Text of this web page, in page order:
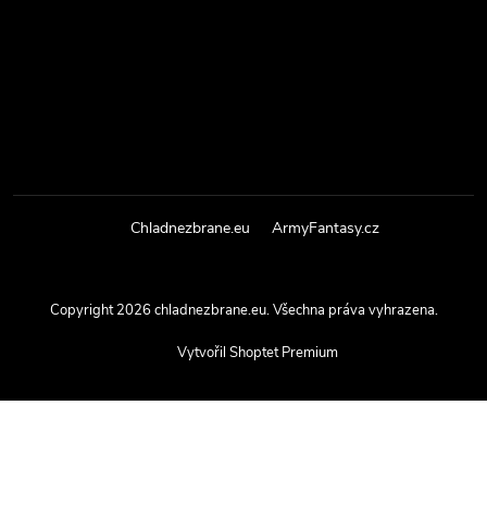
Chladnezbrane.eu ArmyFantasy.cz
Vytvořil Shoptet Premium
Copyright 2026chladnezbrane.eu. Všechna práva vyhrazena.